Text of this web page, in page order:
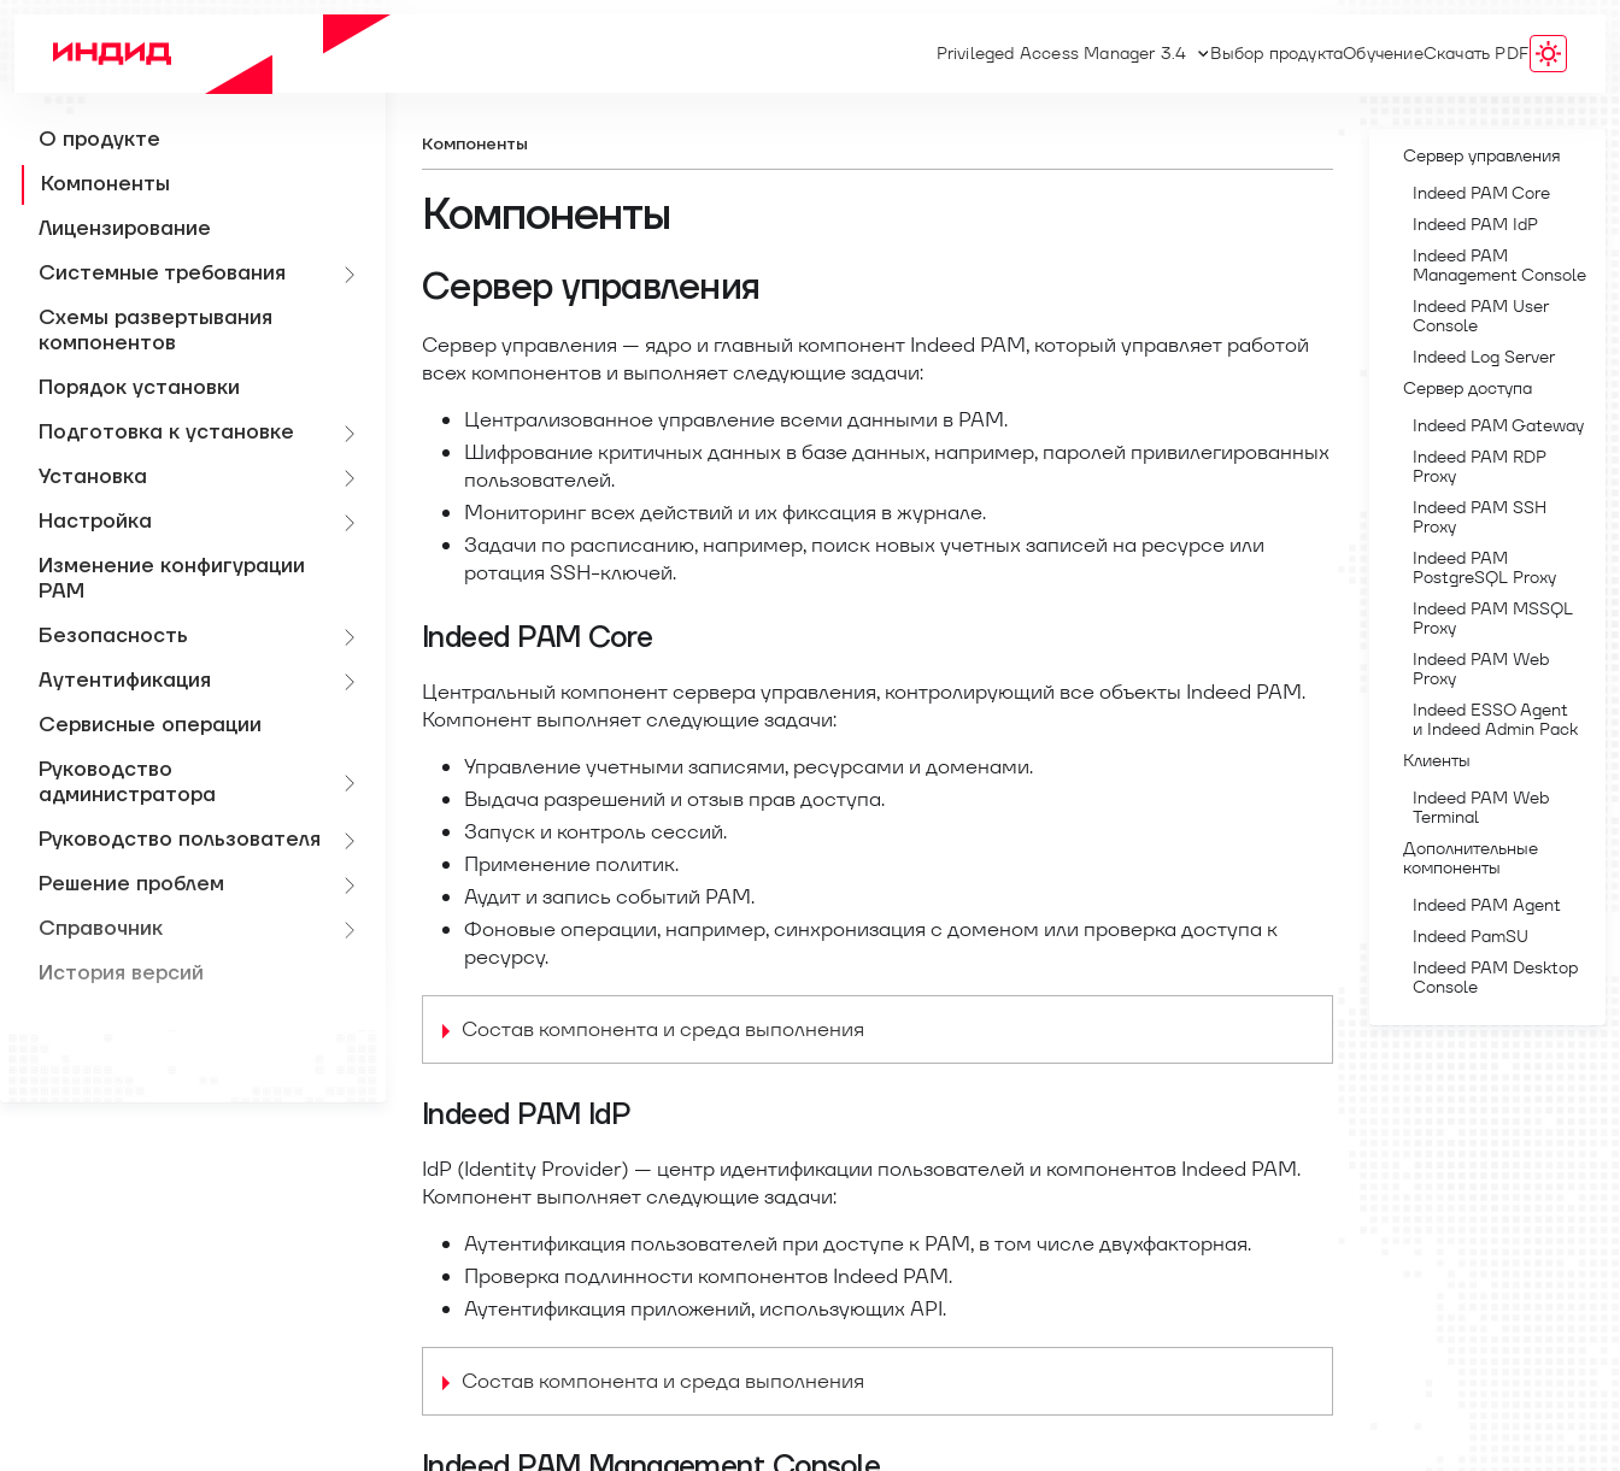
Privileged Access Manager 3.4 Выбор продуктаОбучениеСкачать PDF
О продукте
Компоненты
Лицензирование
Системные требования
Схемы развертывания
компонентов
Порядок установки
Подготовка к установке
Установка
Настройка
Изменение конфигурации
PAM
Безопасность
Аутентификация
Сервисные операции
Руководство
администратора
Руководство пользователя
Решение проблем
Справочник
История версий
Компоненты
Компоненты
Сервер управления
Сервер управления — ядро и главный компонент Indeed PAM, который управляет работой
всех компонентов и выполняет следующие задачи:
Централизованное управление всеми данными в PAM.
Шифрование критичных данных в базе данных, например, паролей привилегированных
пользователей.
Мониторинг всех действий и их фиксация в журнале.
Задачи по расписанию, например, поиск новых учетных записей на ресурсе или
ротация SSH-ключей.
Indeed PAM Core
Центральный компонент сервера управления, контролирующий все объекты Indeed PAM.
Компонент выполняет следующие задачи:
Управление учетными записями, ресурсами и доменами.
Выдача разрешений и отзыв прав доступа.
Запуск и контроль сессий.
Применение политик.
Аудит и запись событий PAM.
Фоновые операции, например, синхронизация с доменом или проверка доступа к
ресурсу.
Состав компонента и среда выполнения
Indeed PAM IdP
IdP (Identity Provider) — центр идентификации пользователей и компонентов Indeed PAM.
Компонент выполняет следующие задачи:
Аутентификация пользователей при доступе к PAM, в том числе двухфакторная.
Проверка подлинности компонентов Indeed PAM.
Аутентификация приложений, использующих API.
Состав компонента и среда выполнения
Сервер управления
Indeed PAM Core
Indeed PAM IdP
Indeed PAM
Management Console
Indeed PAM User
Console
Indeed Log Server
Сервер доступа
Indeed PAM Gateway
Indeed PAM RDP
Proxy
Indeed PAM SSH
Proxy
Indeed PAM
PostgreSQL Proxy
Indeed PAM MSSQL
Proxy
Indeed PAM Web
Proxy
Indeed ESSO Agent
и Indeed Admin Pack
Клиенты
Indeed PAM Web
Terminal
Дополнительные
компоненты
Indeed PAM Agent
Indeed PamSU
Indeed PAM Desktop
Console